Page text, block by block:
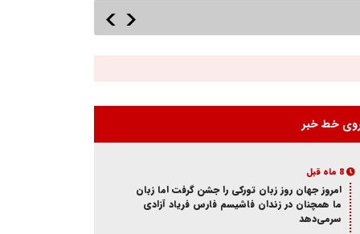
خط خبر
8 ماه قبل
امروز جهان روز زبان تورکی را جشن گرفت اما زبان
ما همچنان در زندان فاشیسم فارس فریاد آزادی
سر‌می‌دهد